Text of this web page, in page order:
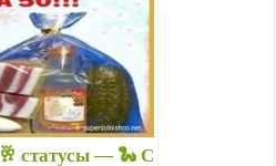
статусы — 🐍 С